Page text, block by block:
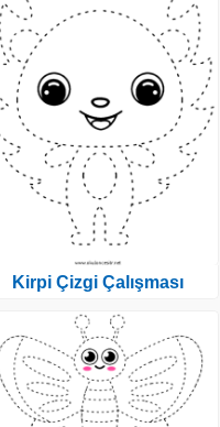
Kirpi Çizgi Çalışması